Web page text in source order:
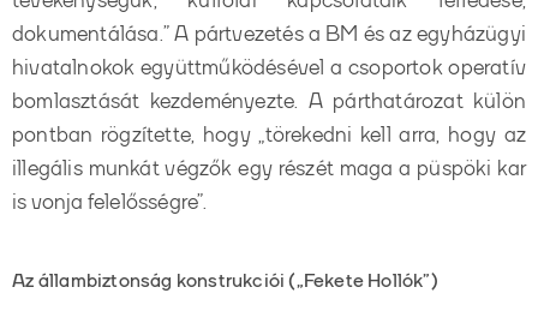
dokumentálása.” A pártvezetés a BM és az egyházügyi
hivatalnokok együttműködésével a csoportok operatív
bomlasztását kezdeményezte. A párthatározat külön
pontban rögzítette, hogy „törekedni kell arra, hogy az
illegális munkát végzők egy részét maga a püspöki kar
is vonja felelősségre”.
Az állambiztonság konstrukciói („Fekete Hollók”)